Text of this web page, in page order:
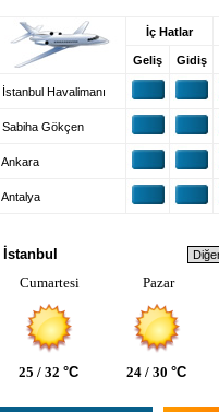
İç Hatlar
Geliş Gidiş
İstanbul Havalimanı
Sabiha Gökçen
Ankara
Antalya
İstanbul
Cumartesi
Pazar
25 / 32 °C 24 / 30 °C